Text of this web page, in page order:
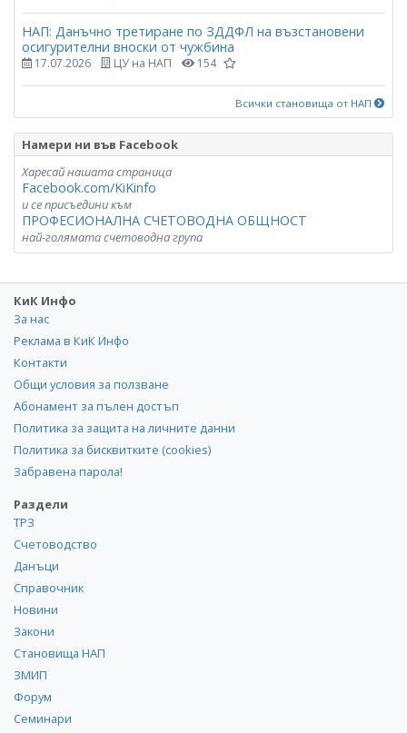
НАП: Данъчно третиране по ЗДДФЛ на възстановени
осигурителни вноски от чужбина
17.07.2026 ЦУ на НАП 154
Всички становища от НАП
Намери ни във Facebook
Харесай нашата страница
Facebook.com/KiKinfo
и се присъедини към
ПРОФЕСИОНАЛНА СЧЕТОВОДНА ОБЩНОСТ
най-голямата счетоводна група
КиК Инфо
За нас
Реклама в КиК Инфо
Контакти
Общи условия за ползване
Абонамент за пълен достъп
Политика за защита на личните данни
Политика за бисквитките (cookies)
Забравена парола!
Раздели
ТРЗ
Счетоводство
Данъци
Справочник
Новини
Закони
Становища НАП
ЗМИП
Форум
Семинари